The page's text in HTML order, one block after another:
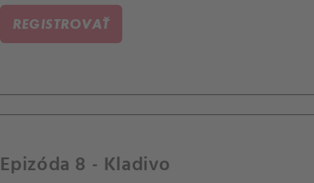
REGISTROVAŤ
Epizóda 8 - Kladivo